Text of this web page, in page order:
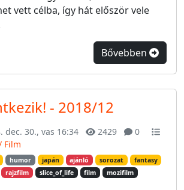
vett célba, így hát először vele
Bővebben
- 2018/12
dec. 30., vas 16:34 2429
0
Film
humor japán ajánló sorozat
fantasy
rajzfilm slice_of_life film
mozifilm